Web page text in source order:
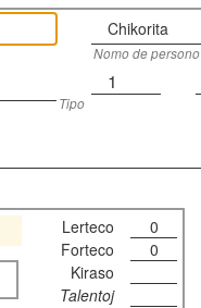
Chikorita
Nomo de persono
1
Tipo
Lerteco
0
Forteco
0
Kiraso
Talentoj